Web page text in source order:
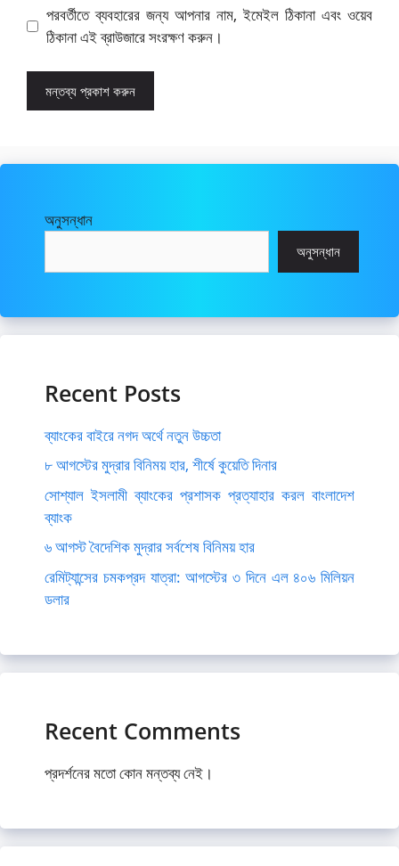
পরবর্তীতে ব্যবহারের জন্য আপনার নাম, ইমেইল ঠিকানা এবং ওয়েব
ঠিকানা এই ব্রাউজারে সংরক্ষণ করুন।
অনুসন্ধান
অনুসন্ধান
Recent Posts
ব্যাংকের বাইরে নগদ অর্থে নতুন উচ্চতা
৮ আগস্টের মুদ্রার বিনিময় হার, শীর্ষে কুয়েতি দিনার
সোশ্যাল ইসলামী ব্যাংকের প্রশাসক প্রত্যাহার করল বাংলাদেশ
ব্যাংক
৬ আগস্ট বৈদেশিক মুদ্রার সর্বশেষ বিনিময় হার
রেমিট্যান্সের চমকপ্রদ যাত্রা: আগস্টের ৩ দিনে এল ৪০৬ মিলিয়ন
ডলার
Recent Comments
প্রদর্শনের মতো কোন মন্তব্য নেই।